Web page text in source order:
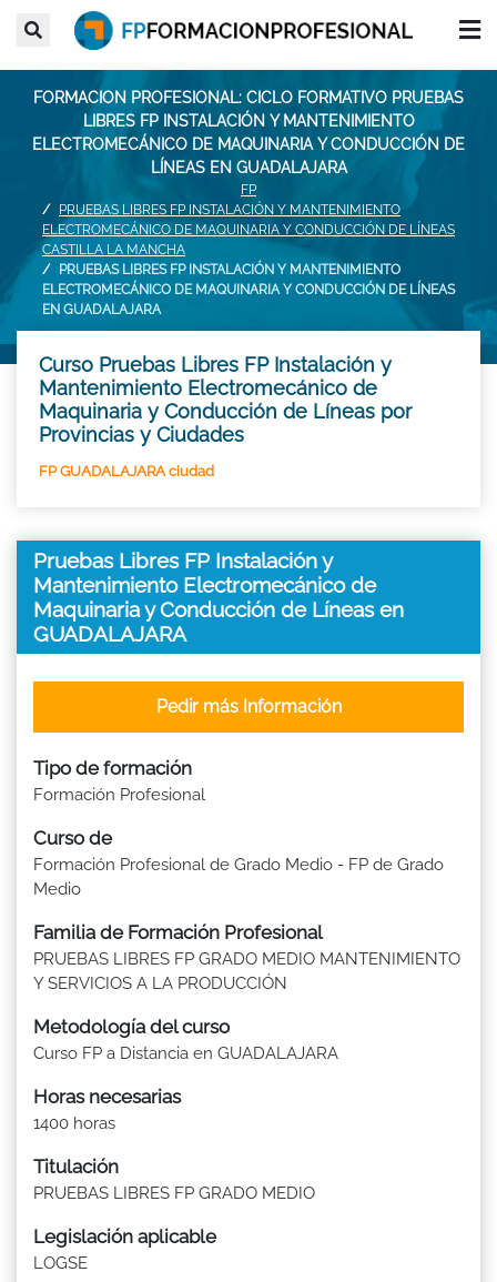
FORMACION PROFESIONAL: CICLO FORMATIVO PRUEBAS
LIBRES FP INSTALACIÓN Y MANTENIMIENTO
ELECTROMECÁNICO DE MAQUINARIA Y CONDUCCIÓN DE
LÍNEAS EN GUADALAJARA
FP
PRUEBAS LIBRES FP INSTALACIÓN Y MANTENIMIENTO
ELECTROMECÁNICO DE MAQUINARIA Y CONDUCCIÓN DE LÍNEAS
CASTILLA LA MANCHA
PRUEBAS LIBRES FP INSTALACIÓN Y MANTENIMIENTO
ELECTROMECÁNICO DE MAQUINARIA Y CONDUCCIÓN DE LÍNEAS
EN GUADALAJARA
Curso Pruebas Libres FP Instalación y
Mantenimiento Electromecánico de
Maquinaria y Conducción de Líneas por
Provincias y Ciudades
FP GUADALAJARA ciudad
Pruebas Libres FP Instalación y
Mantenimiento Electromecánico de
Maquinaria y Conducción de Líneas en
GUADALAJARA
Tipo de formación
Formación Profesional
Curso de
Formación Profesional de Grado Medio - FP de Grado
Medio
Familia de Formación Profesional
PRUEBAS LIBRES FP GRADO MEDIO MANTENIMIENTO
Y SERVICIOS A LA PRODUCCIÓN
Metodología del curso
Curso FP a Distancia en GUADALAJARA
Horas necesarias
1400 horas
Titulación
PRUEBAS LIBRES FP GRADO MEDIO
Legislación aplicable
LOGSE
Pedir más Información